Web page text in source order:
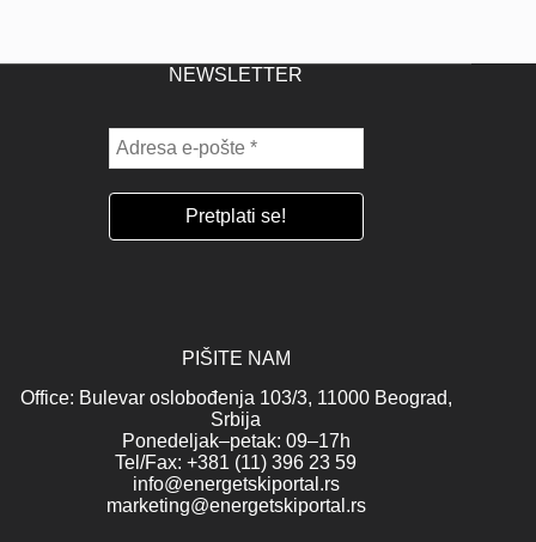
NEWSLETTER
PIŠITE NAM
Office: Bulevar oslobođenja 103/3, 11000 Beograd,
Srbija
Ponedeljak–petak: 09–17h
Tel/Fax: +381 (11) 396 23 59
info@energetskiportal.rs
marketing@energetskiportal.rs